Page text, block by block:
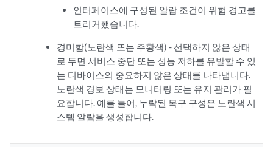
인터페이스에 구성된 알람 조건이 위험 경고를
트리거했습니다.
경미함(노란색 또는 주황색) - 선택하지 않은 상태
로 두면 서비스 중단 또는 성능 저하를 유발할 수 있
는 디바이스의 중요하지 않은 상태를 나타냅니다.
노란색 경보 상태는 모니터링 또는 유지 관리가 필
요합니다. 예를 들어, 누락된 복구 구성은 노란색 시
스템 알람을 생성합니다.